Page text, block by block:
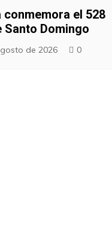
conmemora el 528
Domingo
de 2026 0